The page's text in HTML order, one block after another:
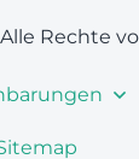
Alle Rechte